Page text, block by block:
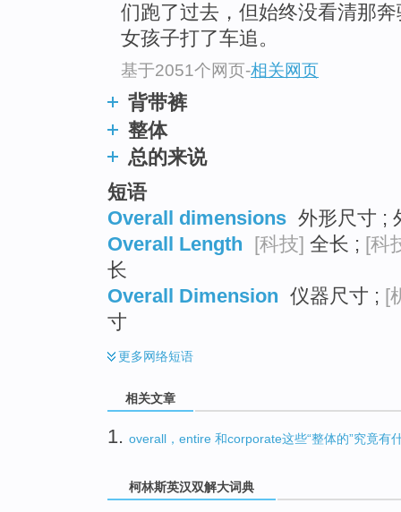
们跑了过去，但始终没看清那
女孩子打了车追。
基于2051个网页-相关网页
背带裤
整体
总的来说
短语
Overall dimensions 外形尺寸 ;
Overall Length [科技] 全长 ; [科
长
Overall Dimension 仪器尺寸 ; [
寸
更多网络短语
相关文章
1. overall，entire 和corporate这些“整体的”究竟有
柯林斯英汉双解大词典